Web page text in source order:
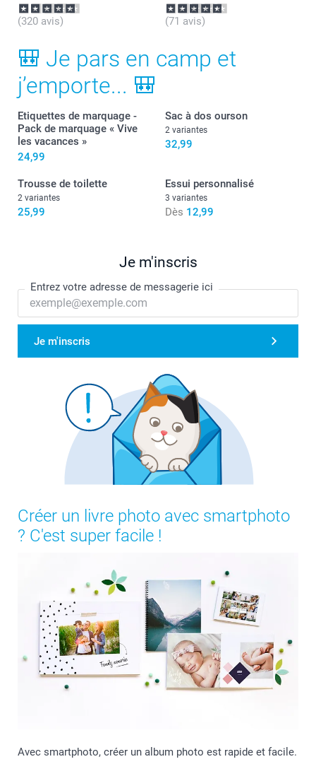
(320 avis) (71 avis)
🎒 Je pars en camp et
j’emporte... 🎒
Etiquettes de marquage -
Pack de marquage « Vive
les vacances »
24,99
Sac à dos ourson
2 variantes
32,99
Trousse de toilette
2 variantes
25,99
Essui personnalisé
3 variantes
Dès 12,99
Je m'inscris
Entrez votre adresse de messagerie ici
Je m'inscris
Créer un livre photo avec smartphoto
? C'est super facile !
Avec smartphoto, créer un album photo est rapide et facile.